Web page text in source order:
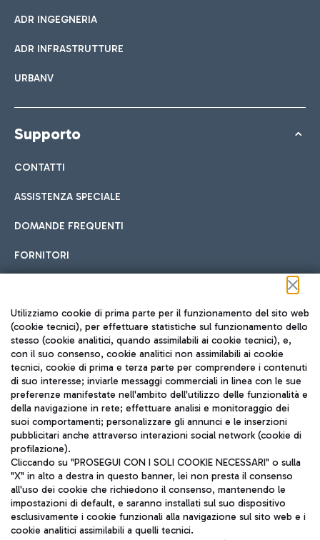
ADR INGEGNERIA
ADR INFRASTRUTTURE
URBANV
Supporto
CONTATTI
ASSISTENZA SPECIALE
DOMANDE FREQUENTI
FORNITORI
Seguici sui social
TRAVEL JOURNAL
ITA
Aeroporti di Roma S.p.A. - Società soggetta a direzione e
Utilizziamo cookie di prima parte per il funzionamento del sito web
(cookie tecnici), per effettuare statistiche sul funzionamento dello
stesso (cookie analitici, quando assimilabili ai cookie tecnici), e,
con il suo consenso, cookie analitici non assimilabili ai cookie
tecnici, cookie di prima e terza parte per comprendere i contenuti
di suo interesse; inviarle messaggi commerciali in linea con le sue
preferenze manifestate nell'ambito dell'utilizzo delle funzionalità e
della navigazione in rete; effettuare analisi e monitoraggio dei
suoi comportamenti; personalizzare gli annunci e le inserzioni
pubblicitari anche attraverso interazioni social network (cookie di
profilazione).
Cliccando su "PROSEGUI CON I SOLI COOKIE NECESSARI" o sulla
"X" in alto a destra in questo banner, lei non presta il consenso
all'uso dei cookie che richiedono il consenso, mantenendo le
impostazioni di default, e saranno installati sul suo dispositivo
esclusivamente i cookie funzionali alla navigazione sul sito web e i
cookie analitici assimilabili a quelli tecnici.